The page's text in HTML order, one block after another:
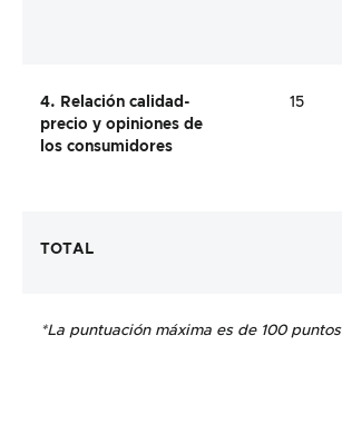
4. Relación calidad-
precio y opiniones de
los consumidores
15
TOTAL
*La puntuación máxima es de 100 puntos